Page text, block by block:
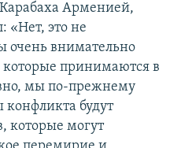
Арменией,
«Нет, это не
очень внимательно
принимаются в
мы по-прежнему
конфликта будут
которые могут